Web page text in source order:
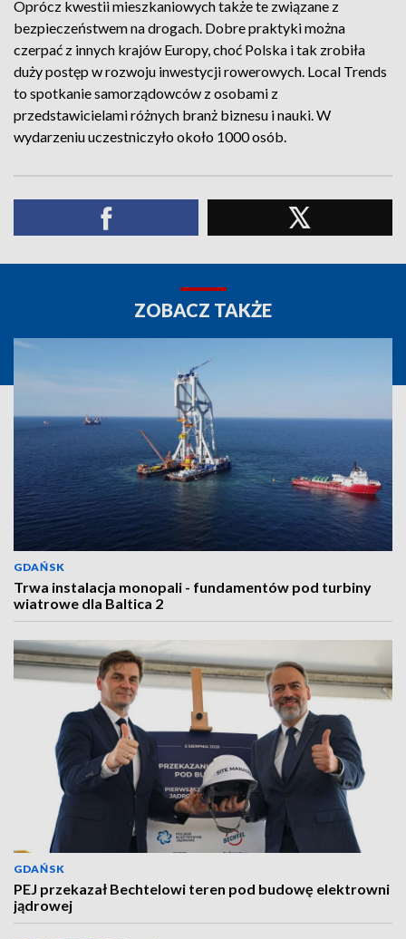
Oprócz kwestii mieszkaniowych także te związane z
bezpieczeństwem na drogach. Dobre praktyki można
czerpać z innych krajów Europy, choć Polska i tak zrobiła
duży postęp w rozwoju inwestycji rowerowych. Local Trends
to spotkanie samorządowców z osobami z
przedstawicielami różnych branż biznesu i nauki. W
wydarzeniu uczestniczyło około 1000 osób.
ZOBACZ TAKŻE
GDAŃSK
Trwa instalacja monopali - fundamentów pod turbiny
wiatrowe dla Baltica 2
GDAŃSK
PEJ przekazał Bechtelowi teren pod budowę elektrowni
jądrowej